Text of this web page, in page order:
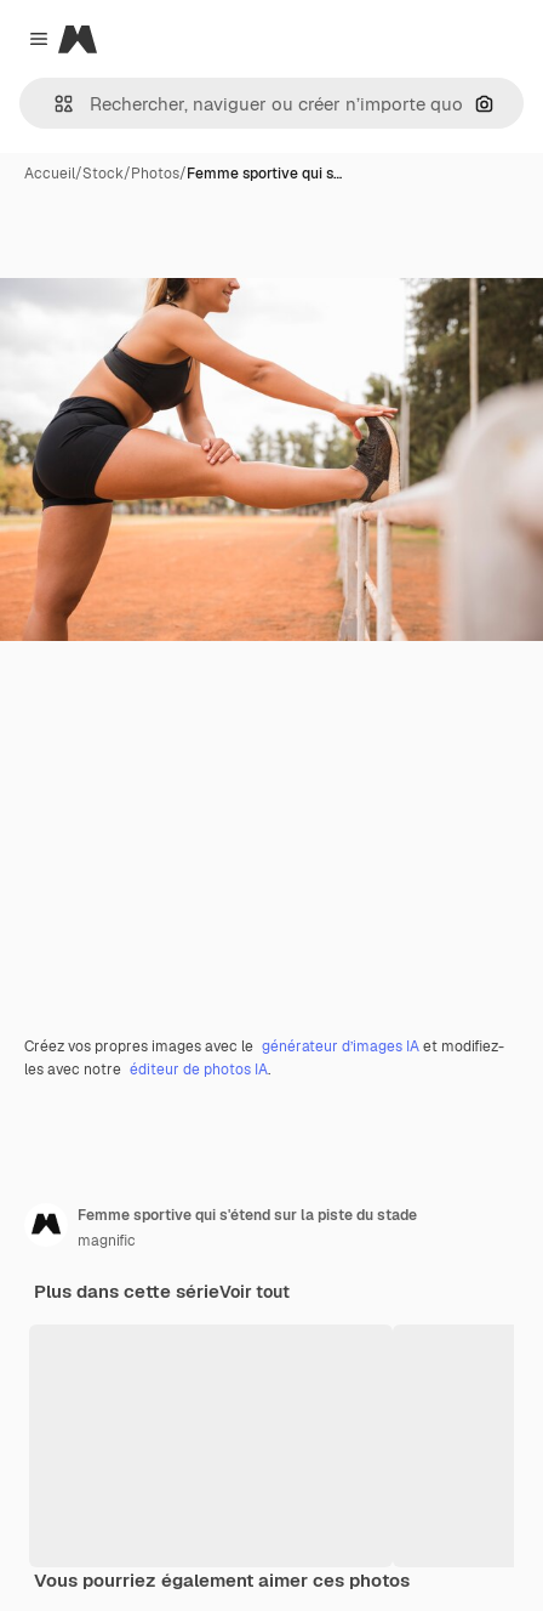
Close menu
Magnific
Accueil/Stock/Photos/Femme sportive qui s…
Créez vos propres images avec le générateur d’images IAet modifiez-
les avec notre éditeur de photos IA.
Femme sportive qui s'étend sur la piste du stade
magnific
Plus dans cette sérieVoir tout
Vous pourriez également aimer ces photos